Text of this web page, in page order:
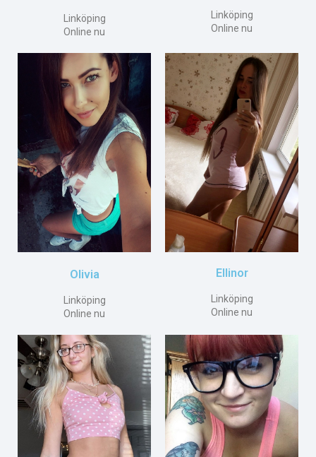
Linköping
Online nu
Linköping
Online nu
Olivia
Linköping
Online nu
Ellinor
Linköping
Online nu